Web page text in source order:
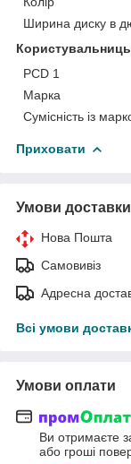
Ширина диску в
PCD 1
Марка
Сумісність із
Приховати
Умови доставки
Нова Пошта
Самовивіз
Адресна
Всі умови
Умови оплати
Ви отримаєте
або гроші